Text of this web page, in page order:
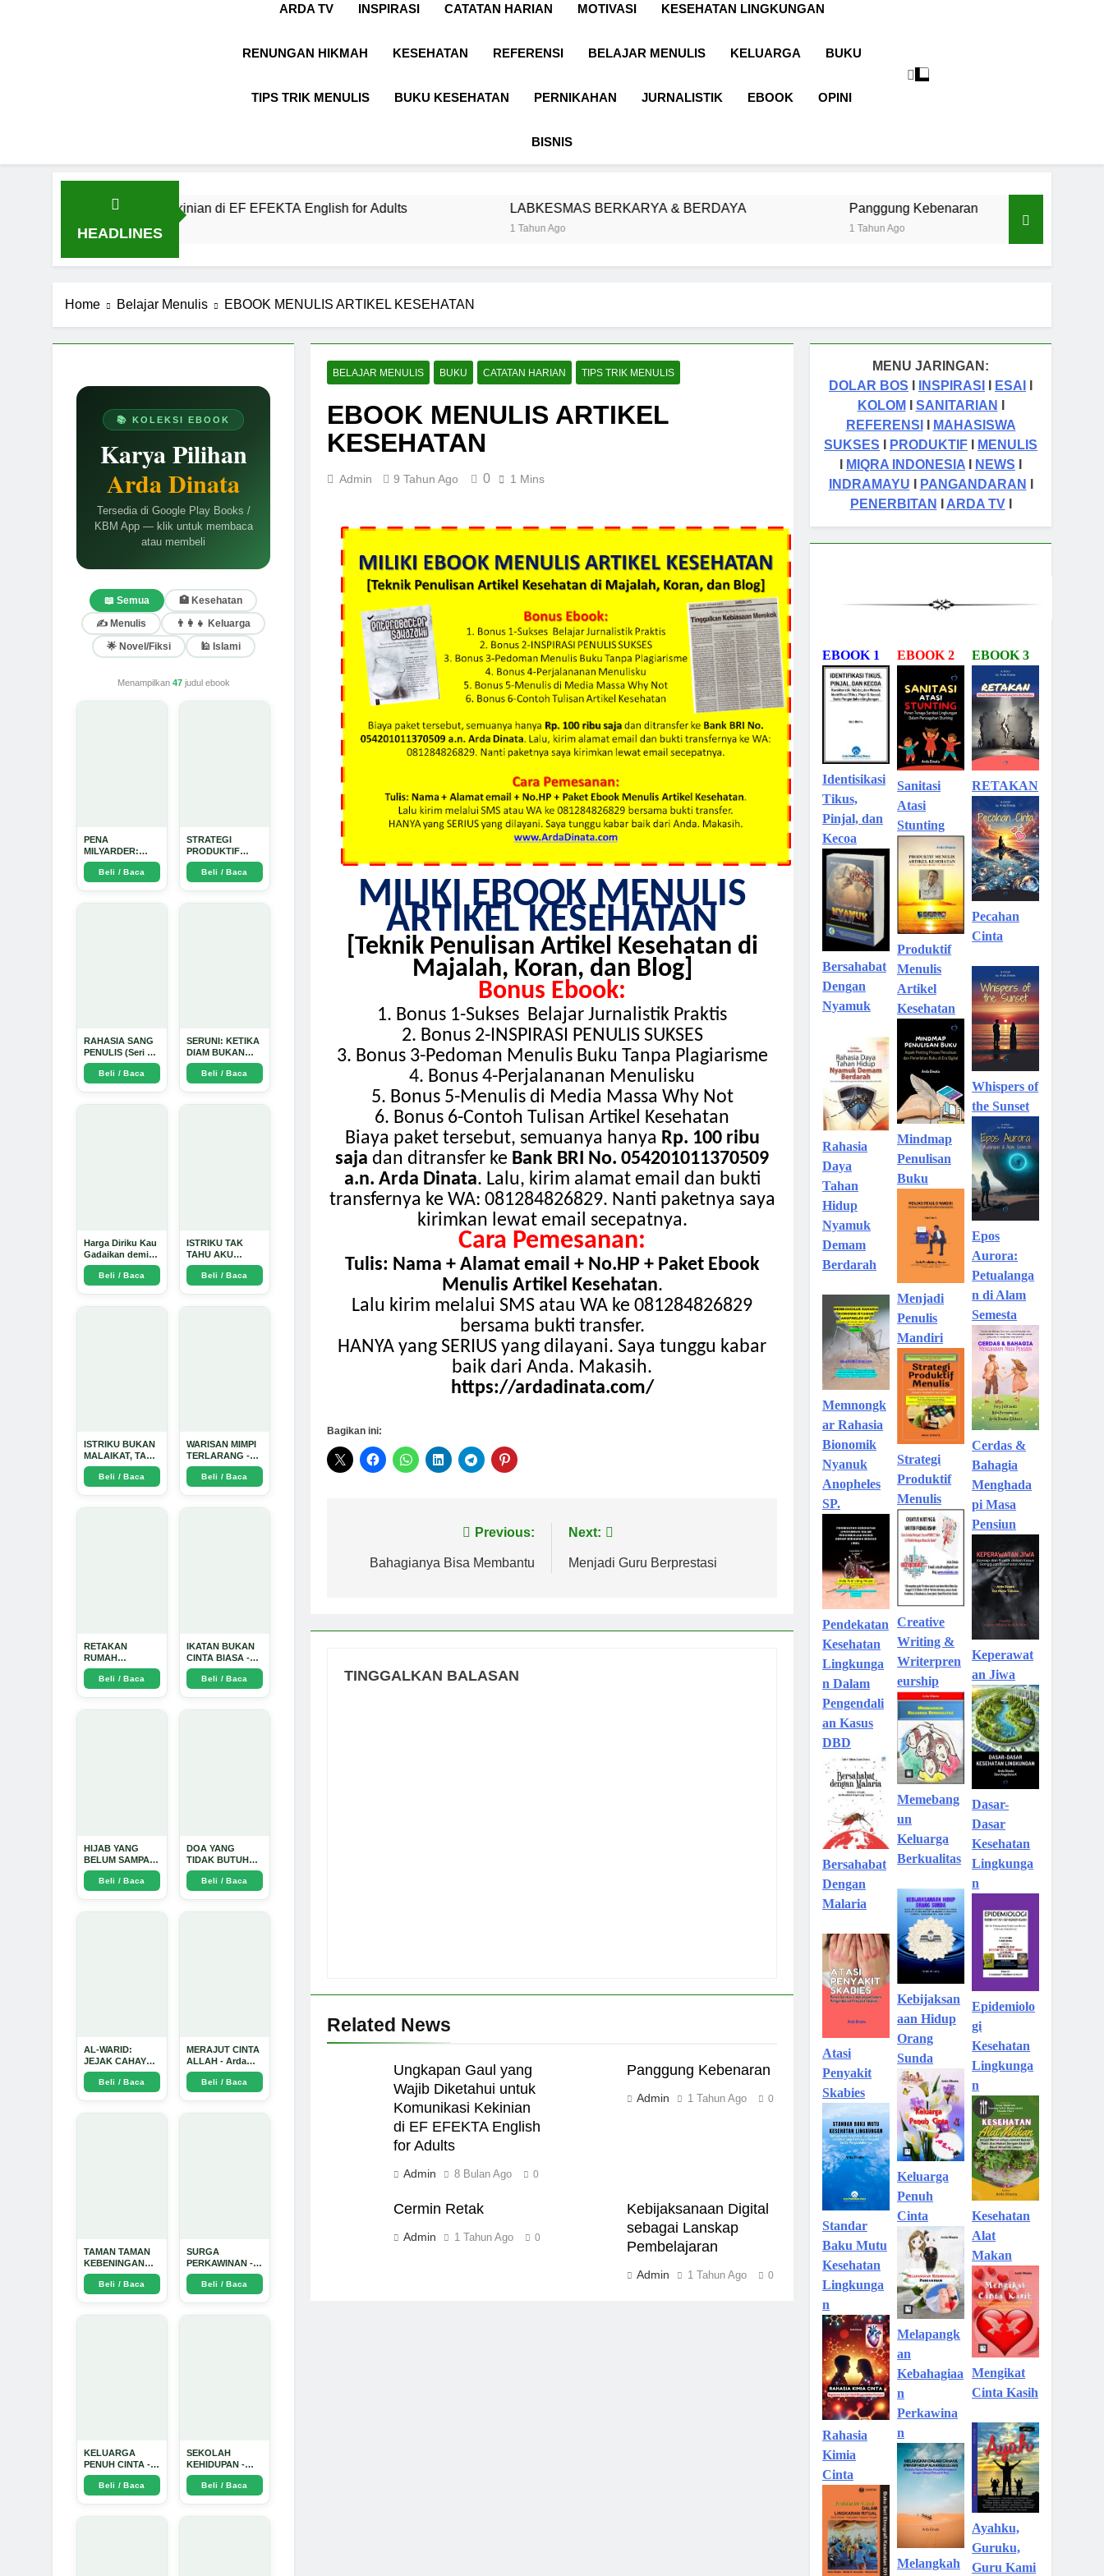
ARDA TV INSPIRASI CATATAN HARIAN MOTIVASI KESEHATAN LINGKUNGAN
RENUNGAN HIKMAH KESEHATAN REFERENSI BELAJAR MENULIS KELUARGA BUKU
TIPS TRIK MENULIS BUKU KESEHATAN PERNIKAHAN JURNALISTIK EBOOK OPINI
BISNIS
HEADLINES
Kekinian di EF EFEKTA English for Adults LABKESMAS BERKARYA & BERDAYA Panggung Kebenaran
1 Tahun Ago
Home Belajar Menulis EBOOK MENULIS ARTIKEL KESEHATAN
📚 KOLEKSI EBOOK
Karya Pilihan
Arda Dinata
Tersedia di Google Play Books /
KBM App — klik untuk membaca
atau membeli
📖 Semua
🏥 Kesehatan
✍️ Menulis
👨‍👩‍👧 Keluarga
🌟 Novel/Fiksi
🕌 Islami
Menampilkan 47judul ebook
PENA
MILYARDER:
Kisah, Rahasia
Sukses, dan
Panduan Menjadi
Beli / Baca
STRATEGI
PRODUKTIF
MENULIS
UPDATE - Arda
Dinata
Beli / Baca
RAHASIA SANG
PENULIS (Seri 1)
- Arda Dinata
Beli / Baca
SERUNI: KETIKA
DIAM BUKAN
LAGI PILIHAN -
Arda Dinata
Beli / Baca
Harga Diriku Kau
Gadaikan demi
Perempuan Itu -
Arda Dinata
Beli / Baca
ISTRIKU TAK
TAHU AKU
PENGUSAHA
EMAS - Arda
Dinata
Beli / Baca
ISTRIKU BUKAN
MALAIKAT, TAPI
AKU JUGA
TIDAK SUCI -
Beli / Baca
WARISAN MIMPI
TERLARANG -
Arda Dinata
Beli / Baca
RETAKAN
RUMAH
TANGGA:
Sebuah
Perjalanan
Beli / Baca
IKATAN BUKAN
CINTA BIASA -
Arda Dinata
Beli / Baca
HIJAB YANG
BELUM SAMPAI
KE HATI: Ketika
Cinta Seorang
Ustadz Menjadi
Beli / Baca
DOA YANG
TIDAK BUTUH
SINYAL: Kisah
Tiga Jiwa yang
Tersesat di Era AI
Beli / Baca
AL-WARID:
JEJAK CAHAYA
DI ANTARA DUA
ZAMAN - Arda
Dinata
Beli / Baca
MERAJUT CINTA
ALLAH - Arda
Dinata
Beli / Baca
TAMAN TAMAN
KEBENINGAN
HATI - Arda
DinataBeli / Baca
SURGA
PERKAWINAN -
Arda Dinata
Beli / Baca
KELUARGA
PENUH CINTA -
Arda Dinata
Beli / Baca
SEKOLAH
KEHIDUPAN -
Arda Dinata
Beli / Baca
BELAJAR MENULIS BUKU CATATAN HARIAN TIPS TRIK MENULIS
EBOOK MENULIS ARTIKEL
KESEHATAN
Admin 9 Tahun Ago 0 1 Mins
MILIKI EBOOK MENULIS
ARTIKEL KESEHATAN
[Teknik Penulisan Artikel Kesehatan di
Majalah, Koran, dan Blog]
Bonus Ebook:
1. Bonus 1-Sukses Belajar Jurnalistik Praktis
2. Bonus 2-INSPIRASI PENULIS SUKSES
3. Bonus 3-Pedoman Menulis Buku Tanpa Plagiarisme
4. Bonus 4-Perjalananan Menulisku
5. Bonus 5-Menulis di Media Massa Why Not
6. Bonus 6-Contoh Tulisan Artikel Kesehatan
Biaya paket tersebut, semuanya hanya Rp. 100 ribu
saja dan ditransfer ke Bank BRI No. 054201011370509
a.n. Arda Dinata. Lalu, kirim alamat email dan bukti
transfernya ke WA: 081284826829. Nanti paketnya saya
kirimkan lewat email secepatnya.
Cara Pemesanan:
Tulis: Nama + Alamat email + No.HP + Paket Ebook
Menulis Artikel Kesehatan.
Lalu kirim melalui SMS atau WA ke 081284826829
bersama bukti transfer.
HANYA yang SERIUS yang dilayani. Saya tunggu kabar
baik dari Anda. Makasih.
https://ardadinata.com/
Bagikan ini:
pos
Previous:
Bahagianya Bisa Membantu
Next:
Menjadi Guru Berprestasi
TINGGALKAN BALASAN
Related News
Ungkapan Gaul yang
Wajib Diketahui untuk
Komunikasi Kekinian
di EF EFEKTA English
for Adults
Admin 8 Bulan Ago 0
Panggung Kebenaran
Admin 1 Tahun Ago 0
Cermin Retak
Admin 1 Tahun Ago 0
Kebijaksanaan Digital
sebagai Lanskap
Pembelajaran
Admin 1 Tahun Ago 0
MENU JARINGAN:
DOLAR BOS
INSPIRASI ESAI
KOLOM
SANITARIAN
REFERENSI
MAHASISWA
SUKSES
PRODUKTIF
MENULIS
MIQRA INDONESIA NEWS
INDRAMAYU
PANGANDARAN
PENERBITAN
ARDA TVI
EBOOK 1
Identisikasi
Tikus,
Pinjal, dan
Kecoa
Bersahabat
Dengan
Nyamuk
Rahasia
Daya
Tahan
Hidup
Nyamuk
Demam
Berdarah
Memnongk
ar Rahasia
Bionomik
Nyanuk
Anopheles
SP.
Pendekatan
Kesehatan
Lingkunga
n Dalam
Pengendali
an Kasus
DBD
Bersahabat
Dengan
Malaria
Atasi
Penyakit
Skabies
Standar
Baku Mutu
Kesehatan
Lingkunga
n
Rahasia
Kimia
Cinta
EBOOK 2
Sanitasi
Atasi
Stunting
Produktif
Menulis
Artikel
Kesehatan
Mindmap
Penulisan
Buku
Menjadi
Penulis
Mandiri
Strategi
Produktif
Menulis
Creative
Writing &
Writerpren
eurship
Memebang
un
Keluarga
Berkualitas
Kebijaksan
aan Hidup
Orang
Sunda
Keluarga
Penuh
Cinta
Melapangk
an
Kebahagiaa
n
Perkawina
n
Melangkah
EBOOK 3
RETAKAN
Pecahan
Cinta
Whispers of
the Sunset
Epos
Aurora:
Petualanga
n di Alam
Semesta
Cerdas &
Bahagia
Menghada
pi Masa
Pensiun
Keperawat
an Jiwa
Dasar-
Dasar
Kesehatan
Lingkunga
n
Epidemiolo
gi
Kesehatan
Lingkunga
n
Kesehatan
Alat
Makan
Mengikat
Cinta Kasih
Ayahku,
Guruku,
Guru Kami